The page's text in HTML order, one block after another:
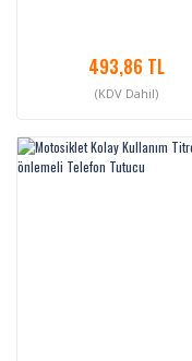
493,86 TL
(KDV Dahil)